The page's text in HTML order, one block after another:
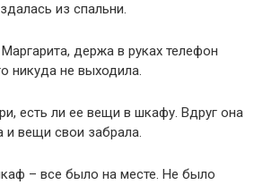
из спальни.
держа в руках телефон
никуда не выходила.
есть ли ее вещи в шкафу. Вдруг она
и вещи свои забрала.
– все было на месте. Не было